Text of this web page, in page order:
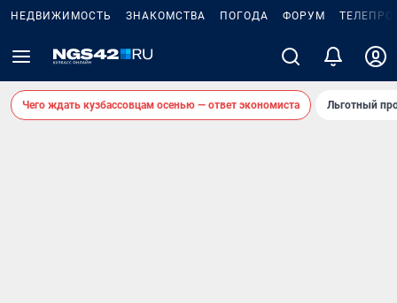
НЕДВИЖИМОСТЬ ЗНАКОМСТВА ПОГОДА ФОРУМ
Чего ждать кузбассовцам осенью — ответ экономиста Льготный